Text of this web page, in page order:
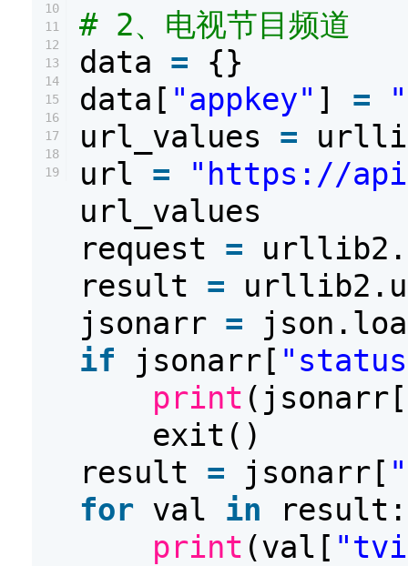
10
11
12
13
14
15
16
17
18
19
# 2、电视节目频道
data = {}
data[ "appkey" ] =
url_values =
url =
"https://
url_values
request =
result =
jsonarr =
if
jsonarr[
print (jsonarr[
exit()
result = jsonarr[
for val in
result:
print (val[